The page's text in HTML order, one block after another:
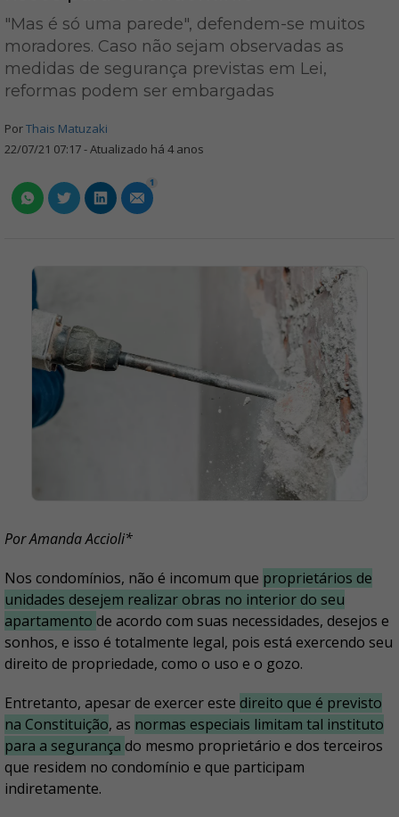
"Mas é só uma parede", defendem-se muitos
moradores. Caso não sejam observadas as
medidas de segurança previstas em Lei,
reformas podem ser embargadas
PorThais Matuzaki
22/07/21 07:17 - Atualizado há 4 anos
1
Por Amanda Accioli*
Nos condomínios, não é incomum que proprietários de
unidades desejem realizar obras no interior do seu
apartamento de acordo com suas necessidades, desejos e
sonhos, e isso é totalmente legal, pois está exercendo seu
direito de propriedade, como o uso e o gozo.
Entretanto, apesar de exercer este direito que é previsto
na Constituição, as normas especiais limitam tal instituto
para a segurança do mesmo proprietário e dos terceiros
que residem no condomínio e que participam
indiretamente.